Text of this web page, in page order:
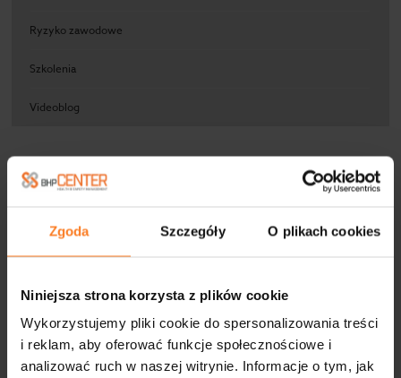
Zgoda Szczegóły O plikach cookies
Niniejsza strona korzysta z plików cookie
Wykorzystujemy pliki cookie do spersonalizowania treści
i reklam, aby oferować funkcje społecznościowe i
analizować ruch w naszej witrynie. Informacje o tym, jak
Ryzyko zawodowe
Szkolenia
Videoblog
ARCHIWUM
2026
2024